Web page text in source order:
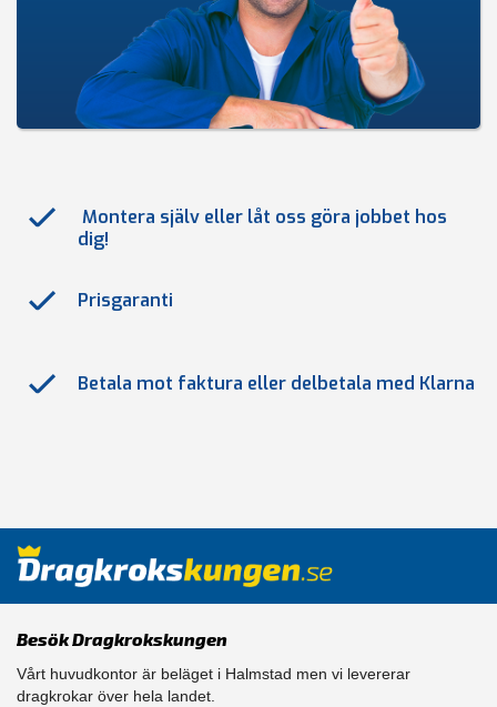
Montera själv eller låt oss göra jobbet hos
dig!
Prisgaranti
Betala mot faktura eller delbetala med Klarna
Besök Dragkrokskungen
Vårt huvudkontor är beläget i Halmstad men vi levererar
dragkrokar över hela landet.